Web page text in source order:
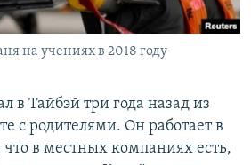
на учениях в 2018 году
в Тайбэй три года назад из
с родителями. Он работает в
что в местных компаниях есть,